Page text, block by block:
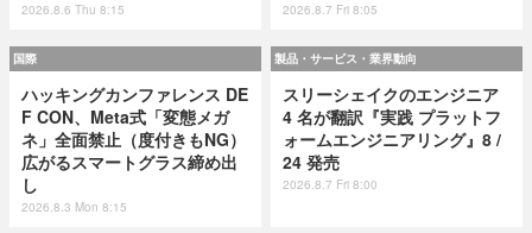
2026.8.6 Thu 8:15 2026.8.7 Fri 8:05
国際
ハッキングカンファレンス DE
F CON、Meta式「変態メガ
ネ」全面禁止（度付きもNG）
広がるスマートグラス締め出
し
2026.8.3 Mon 8:15
製品・サービス・業界動向
スリーシェイクのエンジニア
4 名が翻訳『実践 プラットフ
ォームエンジニアリング』8 /
24 発売
2026.8.7 Fri 8:00